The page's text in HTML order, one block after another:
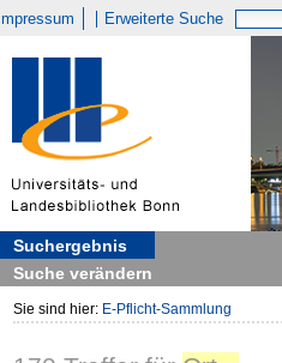
Impressum Erweiterte Suche
Suchergebnis
Suche verändern
Sie sind hier: E-Pflicht-Sammlung